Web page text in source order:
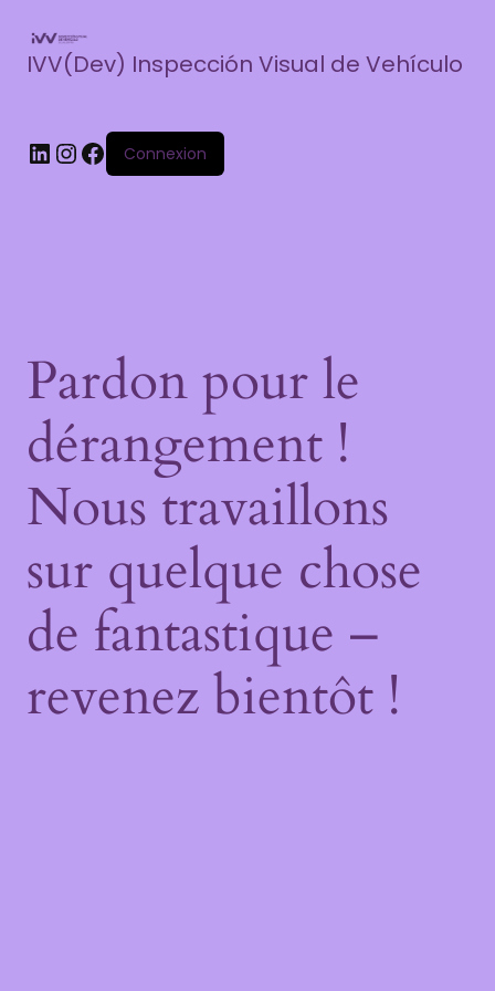
IVV(Dev) Inspección Visual de Vehículo
Connexion
Pardon pour le
dérangement !
Nous travaillons
sur quelque chose
de fantastique –
revenez bientôt !